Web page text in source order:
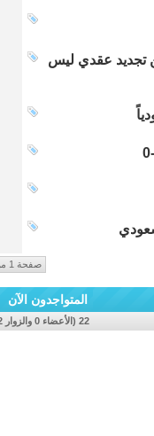
عقدي ليس
صفحة 1 من 84
المتواجدون الآن